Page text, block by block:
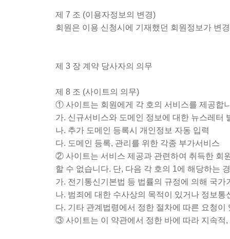
제 7 조 (이용자정보의 변경)
회원은 이용 신청시에 기재했던 회원정보가 변
제 3 장 계약 당사자의 의무
제 8 조 (사이트의 의무)
① 사이트는 회원에게 각 호의 서비스를 제공합
가. 신규서비스와 도메인 정보에 대한 뉴스레터
나. 추가 도메인 등록시 개인정보 자동 입력
다. 도메인 등록, 관리를 위한 각종 부가서비스
② 사이트는 서비스 제공과 관련하여 취득한 회
할 수 없습니다. 단, 다음 각 호의 1에 해당하는
가. 전기통신기본법 등 법률의 규정에 의해 국가
나. 범죄에 대한 수사상의 목적이 있거나 정보
다. 기타 관계법령에서 정한 절차에 따른 요청이
③ 사이트는 이 약관에서 정한 바에 따라 지속적